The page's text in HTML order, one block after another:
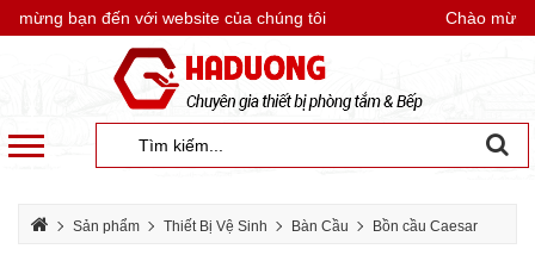
mừng bạn đến với website của chúng tôi Chào mừng
Sản phẩm Thiết Bị Vệ Sinh Bàn Cầu Bồn cầu Caesar